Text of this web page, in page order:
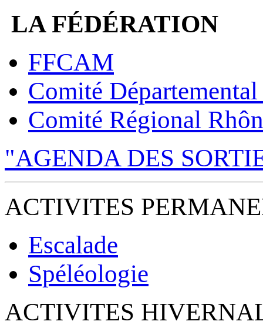
LA FÉDÉRATION
FFCAM
Comité
Comité Régional
"AGENDA DES
ACTIVITES
Escalade
Spéléologie
ACTIVITES